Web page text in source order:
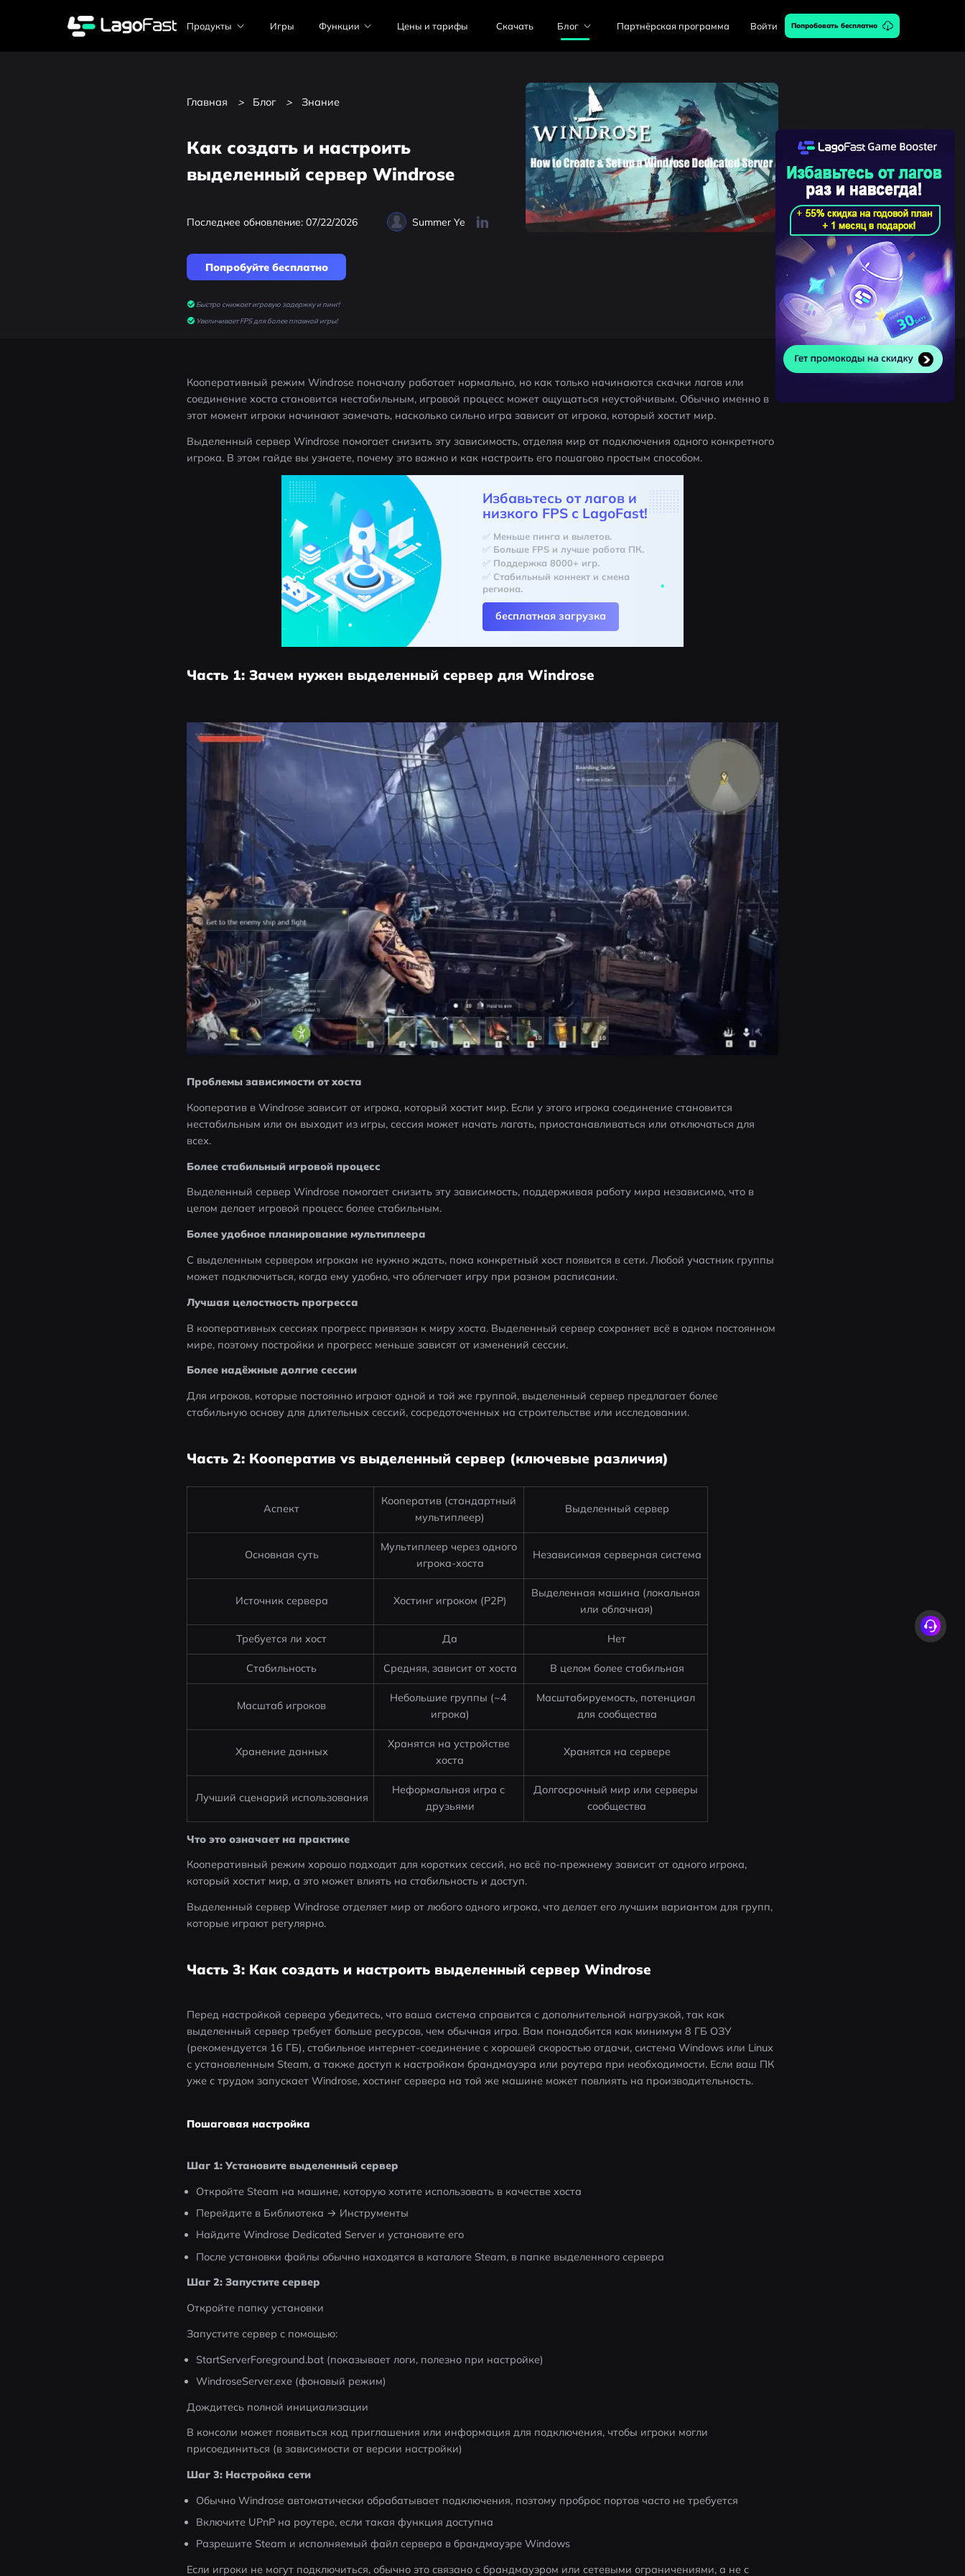
Продукты Игры Функции Цены и тарифы Скачать Блог Партнёрская программа Войти Попробовать бесплатно
Главная > Блог > Знание
Как создать и настроить
выделенный сервер Windrose
Последнее обновление: 07/22/2026 Summer Ye
Попробуйте бесплатно
Быстро снижает игровую задержку и пинг!
Увеличивает FPS для более плавной игры!
Кооперативный режим Windrose поначалу работает нормально, но как только начинаются скачки лагов или
соединение хоста становится нестабильным, игровой процесс может ощущаться неустойчивым. Обычно именно в
этот момент игроки начинают замечать, насколько сильно игра зависит от игрока, который хостит мир.
Выделенный сервер Windrose помогает снизить эту зависимость, отделяя мир от подключения одного конкретного
игрока. В этом гайде вы узнаете, почему это важно и как настроить его пошагово простым способом.
Избавьтесь от лагов и
низкого FPS с LagoFast!
✅ Меньше пинга и вылетов.
✅ Больше FPS и лучше работа ПК.
✅ Поддержка 8000+ игр.
✅ Стабильный коннект и смена
региона.
бесплатная загрузка
Часть 1: Зачем нужен выделенный сервер для Windrose
Проблемы зависимости от хоста
Кооператив в Windrose зависит от игрока, который хостит мир. Если у этого игрока соединение становится
нестабильным или он выходит из игры, сессия может начать лагать, приостанавливаться или отключаться для
всех.
Более стабильный игровой процесс
Выделенный сервер Windrose помогает снизить эту зависимость, поддерживая работу мира независимо, что в
целом делает игровой процесс более стабильным.
Более удобное планирование мультиплеера
С выделенным сервером игрокам не нужно ждать, пока конкретный хост появится в сети. Любой участник группы
может подключиться, когда ему удобно, что облегчает игру при разном расписании.
Лучшая целостность прогресса
В кооперативных сессиях прогресс привязан к миру хоста. Выделенный сервер сохраняет всё в одном постоянном
мире, поэтому постройки и прогресс меньше зависят от изменений сессии.
Более надёжные долгие сессии
Для игроков, которые постоянно играют одной и той же группой, выделенный сервер предлагает более
стабильную основу для длительных сессий, сосредоточенных на строительстве или исследовании.
Часть 2: Кооператив vs выделенный сервер (ключевые различия)
Аспект
Кооператив (стандартный
мультиплеер)
Выделенный сервер
Основная суть
Мультиплеер через одного
игрока-хоста
Независимая серверная система
Источник сервера Хостинг игроком (P2P)
Выделенная машина (локальная
или облачная)
Требуется ли хост Да Нет
Стабильность Средняя, зависит от хоста В целом более стабильная
Масштаб игроков
Небольшие группы (~4
игрока)
Масштабируемость, потенциал
для сообщества
Хранение данных
Хранятся на устройстве
хоста
Хранятся на сервере
Лучший сценарий использования
Неформальная игра с
друзьями
Долгосрочный мир или серверы
сообщества
Что это означает на практике
Кооперативный режим хорошо подходит для коротких сессий, но всё по-прежнему зависит от одного игрока,
который хостит мир, а это может влиять на стабильность и доступ.
Выделенный сервер Windrose отделяет мир от любого одного игрока, что делает его лучшим вариантом для групп,
которые играют регулярно.
Часть 3: Как создать и настроить выделенный сервер Windrose
Перед настройкой сервера убедитесь, что ваша система справится с дополнительной нагрузкой, так как
выделенный сервер требует больше ресурсов, чем обычная игра. Вам понадобится как минимум 8 ГБ ОЗУ
(рекомендуется 16 ГБ), стабильное интернет-соединение с хорошей скоростью отдачи, система Windows или Linux
с установленным Steam, а также доступ к настройкам брандмауэра или роутера при необходимости. Если ваш ПК
уже с трудом запускает Windrose, хостинг сервера на той же машине может повлиять на производительность.
Пошаговая настройка
Шаг 1: Установите выделенный сервер
Откройте Steam на машине, которую хотите использовать в качестве хоста
Перейдите в Библиотека → Инструменты
Найдите Windrose Dedicated Server и установите его
После установки файлы обычно находятся в каталоге Steam, в папке выделенного сервера
Шаг 2: Запустите сервер
Откройте папку установки
Запустите сервер с помощью:
StartServerForeground.bat (показывает логи, полезно при настройке)
WindroseServer.exe (фоновый режим)
Дождитесь полной инициализации
В консоли может появиться код приглашения или информация для подключения, чтобы игроки могли
присоединиться (в зависимости от версии настройки)
Шаг 3: Настройка сети
Обычно Windrose автоматически обрабатывает подключения, поэтому проброс портов часто не требуется
Включите UPnP на роутере, если такая функция доступна
Разрешите Steam и исполняемый файл сервера в брандмауэре Windows
Если игроки не могут подключиться, обычно это связано с брандмауэром или сетевыми ограничениями, а не с